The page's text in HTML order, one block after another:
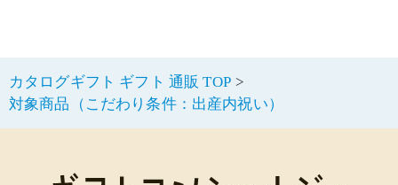
カタログギフト ギフト 通販 TOP
対象商品（こだわり条件：出産内祝い）